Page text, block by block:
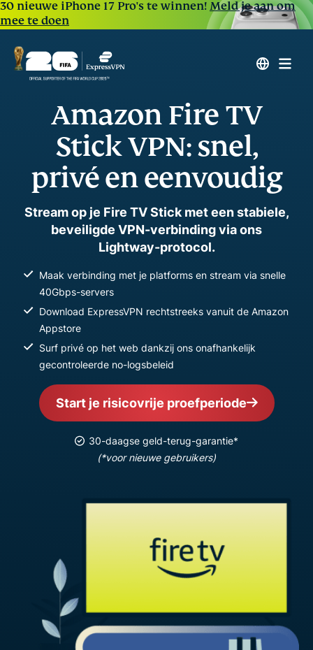
30 nieuwe iPhone 17 Pro's te winnen!Meld je aan om
mee te doen
Amazon Fire TV
Stick VPN: snel,
privé en eenvoudig
Stream op je Fire TV Stick met een stabiele,
beveiligde VPN-verbinding via ons
Lightway-protocol.
Maak verbinding met je platforms en stream via snelle
40Gbps-servers
Download ExpressVPN rechtstreeks vanuit de Amazon
Appstore
Surf privé op het web dankzij ons onafhankelijk
gecontroleerde no-logsbeleid
Start je risicovrije proefperiode
30-daagse geld-terug-garantie*
(*voor nieuwe gebruikers)